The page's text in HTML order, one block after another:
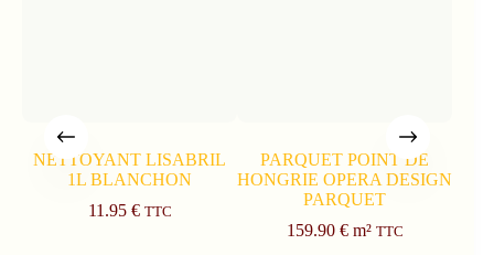
NETTOYANT LISABRIL
1L BLANCHON
11.95 € TTC
PARQUET POINT DE
HONGRIE OPERA DESIGN
PARQUET
159.90 €m² TTC